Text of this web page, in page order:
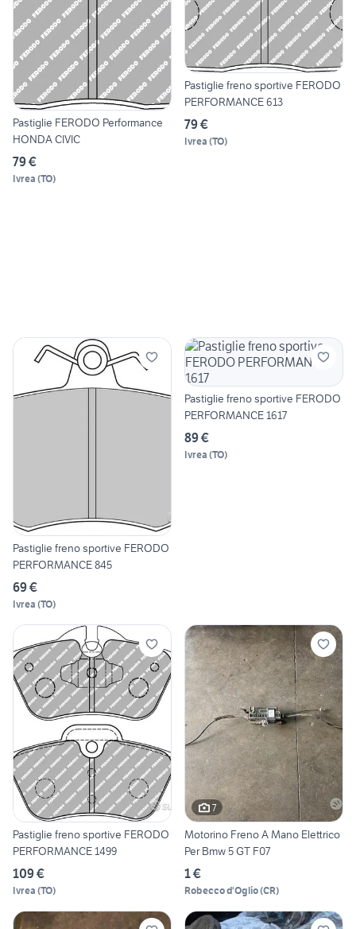
Pastiglie FERODO Performance
HONDA CIVIC
79 €
Ivrea (TO)
Pastiglie freno sportive FERODO
PERFORMANCE 613
79 €
Ivrea (TO)
Pastiglie freno sportive FERODO
PERFORMANCE 845
69 €
Ivrea (TO)
Pastiglie freno sportive FERODO
PERFORMANCE 1617
89 €
Ivrea (TO)
Pastiglie freno sportive FERODO
PERFORMANCE 1499
109 €
Ivrea (TO)
7
Motorino Freno A Mano Elettrico
Per Bmw 5 GT F07
1 €
Robecco d'Oglio(CR)